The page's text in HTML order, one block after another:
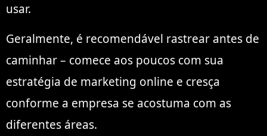
usar.
Geralmente, é recomendável rastrear antes de
caminhar – comece aos poucos com sua
estratégia de marketing online e cresça
conforme a empresa se acostuma com as
diferentes áreas.